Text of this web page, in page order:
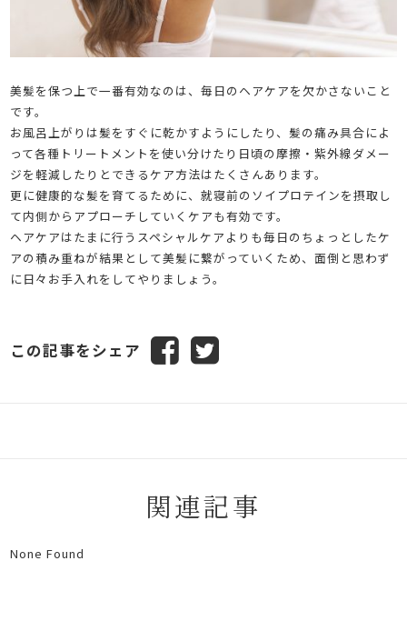
美髪を保つ上で一番有効なのは、毎日のヘアケアを欠かさないこと
です。
お風呂上がりは髪をすぐに乾かすようにしたり、髪の痛み具合によ
って各種トリートメントを使い分けたり日頃の摩擦・紫外線ダメー
ジを軽減したりとできるケア方法はたくさんあります。
更に健康的な髪を育てるために、就寝前のソイプロテインを摂取し
て内側からアプローチしていくケアも有効です。
ヘアケアはたまに行うスペシャルケアよりも毎日のちょっとしたケ
アの積み重ねが結果として美髪に繋がっていくため、面倒と思わず
に日々お手入れをしてやりましょう。
この記事をシェア
関連記事
None Found